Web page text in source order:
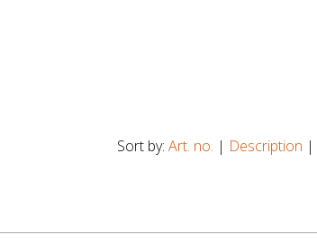
Sort by: Art. no. | Description |